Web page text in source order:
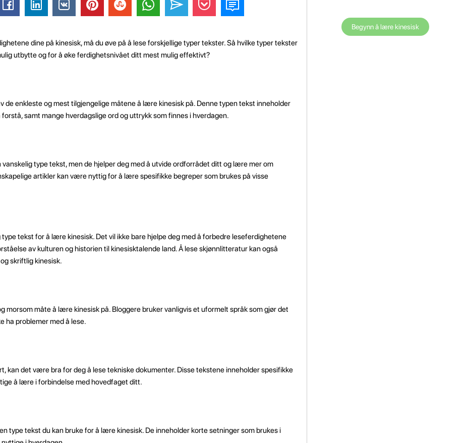
dine på kinesisk, må du øve på å lese forskjellige typer tekster. Så hvilke typer tekster
utbytte og for å øke ferdighetsnivået ditt mest mulig effektivt?
de enkleste og mest tilgjengelige måtene å lære kinesisk på. Denne typen tekst inneholder
samt mange hverdagslige ord og uttrykk som finnes i hverdagen.
type tekst, men de hjelper deg med å utvide ordforrådet ditt og lære mer om
artikler kan være nyttig for å lære spesifikke begreper som brukes på visse
tekst for å lære kinesisk. Det vil ikke bare hjelpe deg med å forbedre leseferdighetene
av kulturen og historien til kinesisktalende land. Å lese skjønnlitteratur kan også
skriftlig kinesisk.
morsom måte å lære kinesisk på. Bloggere bruker vanligvis et uformelt språk som gjør det
ha problemer med å lese.
kan det være bra for deg å lese tekniske dokumenter. Disse tekstene inneholder spesifikke
å lære i forbindelse med hovedfaget ditt.
type tekst du kan bruke for å lære kinesisk. De inneholder korte setninger som brukes i
Begynn å lære kinesisk